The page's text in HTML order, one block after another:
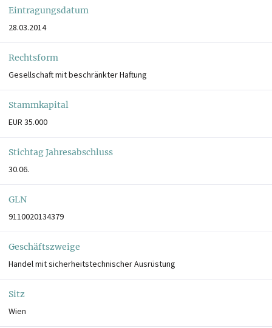
Eintragungsdatum
28.03.2014
Rechtsform
Gesellschaft mit beschränkter Haftung
Stammkapital
EUR 35.000
Stichtag Jahresabschluss
30.06.
GLN
9110020134379
Geschäftszweige
Handel mit sicherheitstechnischer Ausrüstung
Sitz
Wien